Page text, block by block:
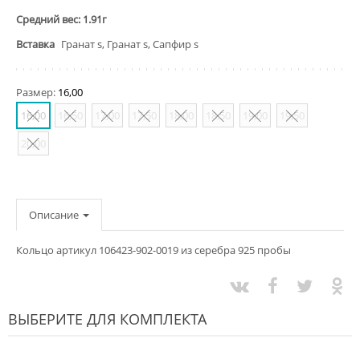
Средний вес: 1.91г
Вставка Гранат s, Гранат s, Сапфир s
Размер: 16,00
16,00
16,50 17,00 17,50 18,00 18,50 19,00
19,50
20,00
Описание
Кольцо артикул 106423-902-0019 из серебра 925 пробы
ВЫБЕРИТЕ ДЛЯ КОМПЛЕКТА